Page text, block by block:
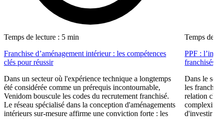
Temps de lecture : 5 min
Franchise d’aménagement intérieur : les compétences
clés pour réussir
Dans un secteur où l'expérience technique a longtemps
été considérée comme un prérequis incontournable,
Venidom bouscule les codes du recrutement franchisé.
Le réseau spécialisé dans la conception d'aménagements
intérieurs sur-mesure affirme une conviction forte : les
Temps de
PPF :
franchisés
Dans le
les
relation
d'investir